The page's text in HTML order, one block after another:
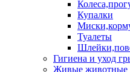
Купалки
Туалеты
Гигиена и уход
Живые животные